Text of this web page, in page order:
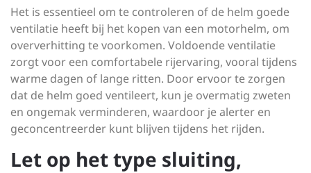
Het is essentieel om te controleren of de helm goede
ventilatie heeft bij het kopen van een motorhelm, om
oververhitting te voorkomen. Voldoende ventilatie
zorgt voor een comfortabele rijervaring, vooral tijdens
warme dagen of lange ritten. Door ervoor te zorgen
dat de helm goed ventileert, kun je overmatig zweten
en ongemak verminderen, waardoor je alerter en
geconcentreerder kunt blijven tijdens het rijden.
Let op het type sluiting,